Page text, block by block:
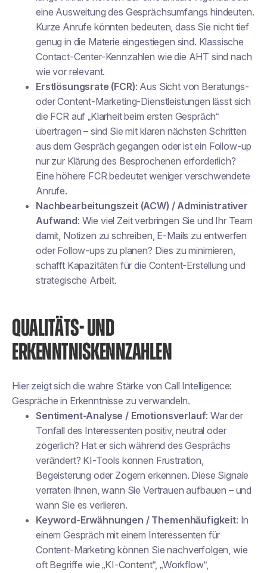
eine Ausweitung des Gesprächsumfangs hindeuten.
Kurze Anrufe könnten bedeuten, dass Sie nicht tief
genug in die Materie eingestiegen sind. Klassische
Contact-Center-Kennzahlen wie die AHT sind nach
wie vor relevant.
Erstlösungsrate (FCR): Aus Sicht von Beratungs-
oder Content-Marketing-Dienstleistungen lässt sich
die FCR auf „Klarheit beim ersten Gespräch“
übertragen – sind Sie mit klaren nächsten Schritten
aus dem Gespräch gegangen oder ist ein Follow-up
nur zur Klärung des Besprochenen erforderlich?
Eine höhere FCR bedeutet weniger verschwendete
Anrufe.
Nachbearbeitungszeit (ACW) / Administrativer
Aufwand: Wie viel Zeit verbringen Sie und Ihr Team
damit, Notizen zu schreiben, E-Mails zu entwerfen
oder Follow-ups zu planen? Dies zu minimieren,
schafft Kapazitäten für die Content-Erstellung und
strategische Arbeit.
QUALITÄTS- UND
ERKENNTNISKENNZAHLEN
Hier zeigt sich die wahre Stärke von Call Intelligence:
Gespräche in Erkenntnisse zu verwandeln.
Sentiment-Analyse / Emotionsverlauf: War der
Tonfall des Interessenten positiv, neutral oder
zögerlich? Hat er sich während des Gesprächs
verändert? KI-Tools können Frustration,
Begeisterung oder Zögern erkennen. Diese Signale
verraten Ihnen, wann Sie Vertrauen aufbauen – und
wann Sie es verlieren.
Keyword-Erwähnungen / Themenhäufigkeit: In
einem Gespräch mit einem Interessenten für
Content-Marketing können Sie nachverfolgen, wie
oft Begriffe wie „KI-Content“, „Workflow“,